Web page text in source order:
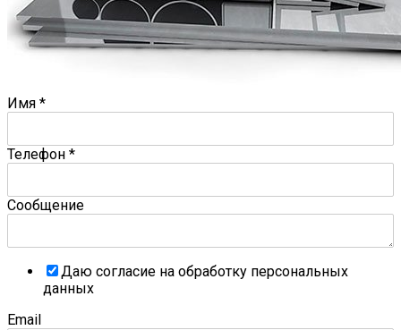
Имя *
Телефон *
Сообщение
Даю согласие на обработку персональных
данных
Email